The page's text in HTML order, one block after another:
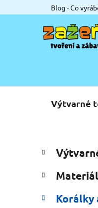
na
Blog - Co
Výtvarné
P
o
s
r
Přeskočit
kategorie
a
e
o
Korálky